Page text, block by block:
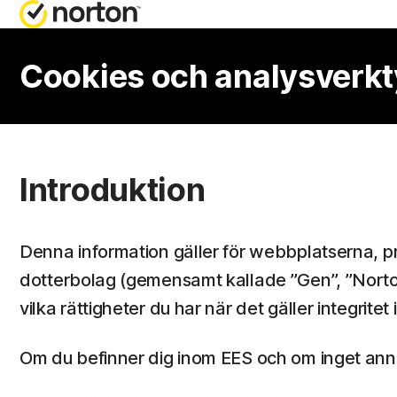
Cookies och
Introduktion
Denna information gäller för webbplatserna,
dotterbolag (gemensamt kallade ”Gen”,
vilka rättigheter du har när det gäller integritet
Om du befinner dig inom EES och om inget